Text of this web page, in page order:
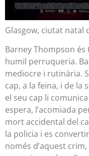
Glasgow, ciutat natal
Barney Thompson
humil perruqueria.
mediocre i rutinària.
cap, a la feina, i de la
el seu cap li
espera, l’acomiada
mort accidental del
la policia i es
només d’aquest